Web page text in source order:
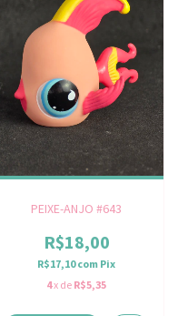
PEIXE-ANJO #643
R$18,00
R$17,10com Pix
4x de R$5,35